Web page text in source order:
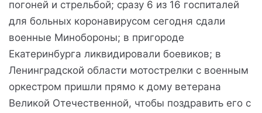
погоней и стрельбой; сразу 6 из 16 госпиталей
для больных коронавирусом сегодня сдали
военные Минобороны; в пригороде
Екатеринбурга ликвидировали боевиков; в
Ленинградской области мотострелки с военным
оркестром пришли прямо к дому ветерана
Великой Отечественной, чтобы поздравить его с